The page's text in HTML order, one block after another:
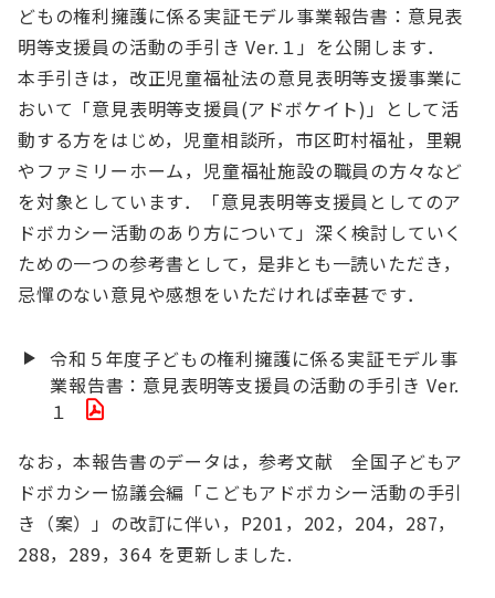
どもの権利擁護に係る実証モデル事業報告書：意見表
明等支援員の活動の手引き Ver.１」を公開します．
本手引きは，改正児童福祉法の意見表明等支援事業に
おいて「意見表明等支援員(アドボケイト)」として活
動する方をはじめ，児童相談所，市区町村福祉，里親
やファミリーホーム，児童福祉施設の職員の方々など
を対象としています．「意見表明等支援員としてのア
ドボカシー活動のあり方について」深く検討していく
ための一つの参考書として，是非とも一読いただき，
忌憚のない意見や感想をいただければ幸甚です．
令和５年度子どもの権利擁護に係る実証モデル事
業報告書：意見表明等支援員の活動の手引き Ver.
１
なお，本報告書のデータは，参考文献 全国子どもア
ドボカシー協議会編「こどもアドボカシー活動の手引
き（案）」の改訂に伴い，P201，202，204，287，
288，289，364 を更新しました.